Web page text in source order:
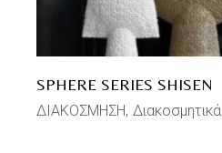
SPHERE SERIES SHISEN
ΔΙΑΚΟΣΜΗΣΗ Διακοσμητικά